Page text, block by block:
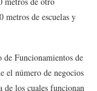
metros de escuelas y
de Funcionamientos de
el número de negocios
de los cuales funcionan